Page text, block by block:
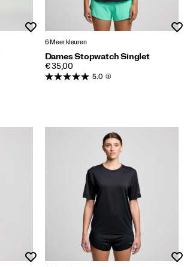
6 Meer kleuren
Dames Stopwatch Singlet
PRICE
€ 35,00
5.0 (3)